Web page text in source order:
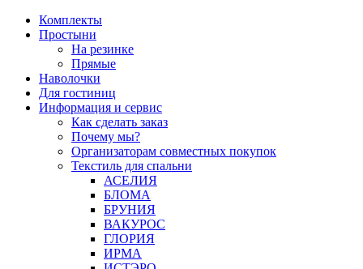
Перейти
содержимому
Комплекты
Простыни
На резинке
Прямые
Наволочки
Для гостиниц
Информация и сервис
Как сделать заказ
Почему мы?
Организаторам совместных покупок
Текстиль для спальни
АСЕЛИЯ
БЛОМА
БРУНИЯ
ВАКУРОС
ГЛОРИЯ
ИРМА